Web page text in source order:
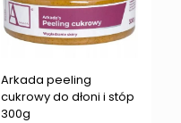
Arkada peeling
cukrowy do dłoni i stóp
300g